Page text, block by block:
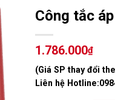
Công tắc
1.786.000₫
(Giá SP thay đổi
Liên hệ Hotline: